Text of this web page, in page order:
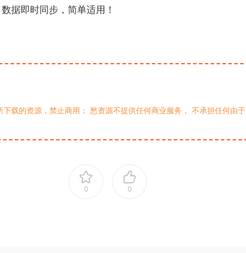
据即时同步，简单适用！
载的资源，禁止商用； 愁资源不提供任何商业服务， 不承担任何由
0 0